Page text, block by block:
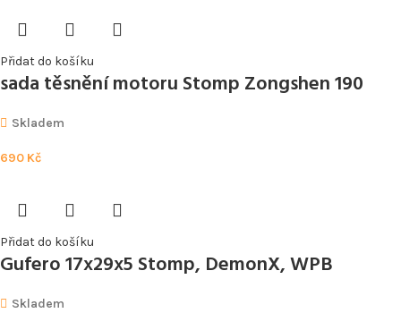
Přidat do košíku
sada těsnění motoru Stomp Zongshen 190
Skladem
690 Kč
Přidat do košíku
Gufero 17x29x5 Stomp, DemonX, WPB
Skladem